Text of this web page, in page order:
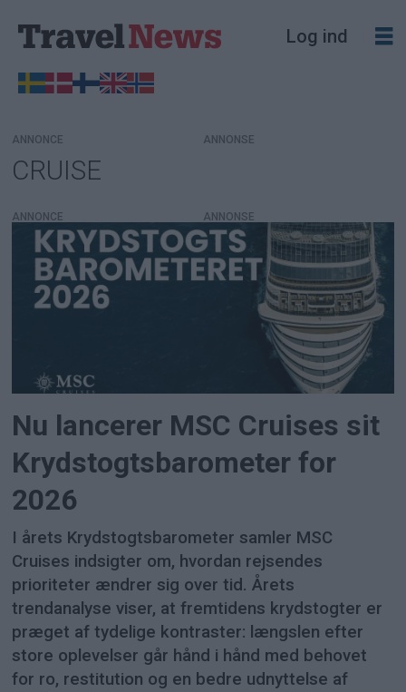
Log ind
Tag:
cruise
ANNONCE
CRUISE
ANNONCE
Nu lancerer MSC Cruises sit
Krydstogtsbarometer for
2026
I årets Krydstogtsbarometer samler MSC
Cruises indsigter om, hvordan rejsendes
prioriteter ændrer sig over tid. Årets
trendanalyse viser, at fremtidens krydstogter er
præget af tydelige kontraster: længslen efter
store oplevelser går hånd i hånd med behovet
for ro, restitution og en bedre udnyttelse af